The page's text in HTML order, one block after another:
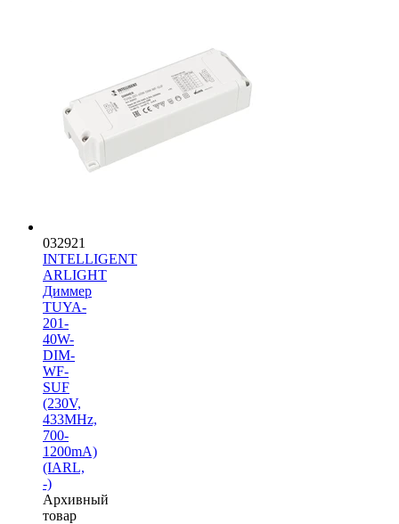
032921
INTELLIGENT
ARLIGHT
Диммер
TUYA-
201-
40W-
DIM-
WF-
SUF
(230V,
433MHz,
700-
1200mA)
(IARL,
-)
Архивный
товар